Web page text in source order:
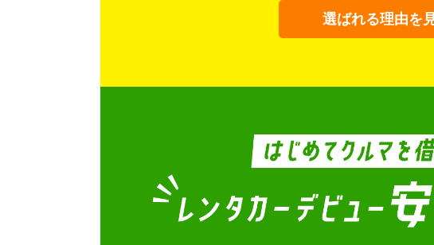
選ばれる理由を